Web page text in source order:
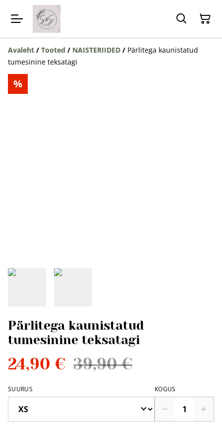
Avaleht / Tooted / NAISTERIIDED / Pärlitega kaunistatud
tumesinine teksatagi
%
Pärlitega kaunistatud
tumesinine teksatagi
24,90 € 39,90 €
SUURUS KOGUS